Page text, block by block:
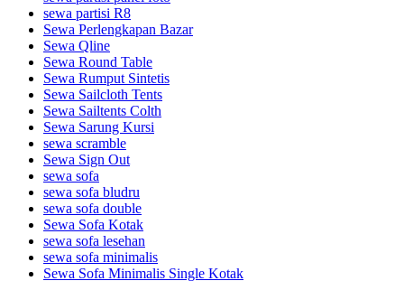
sewa partisi R8
Sewa Perlengkapan Bazar
Sewa Qline
Sewa Round Table
Sewa Rumput Sintetis
Sewa Sailcloth Tents
Sewa Sailtents Colth
Sewa Sarung Kursi
sewa scramble
Sewa Sign Out
sewa sofa
sewa sofa bludru
sewa sofa double
Sewa Sofa Kotak
sewa sofa lesehan
sewa sofa minimalis
Sewa Sofa Minimalis Single Kotak